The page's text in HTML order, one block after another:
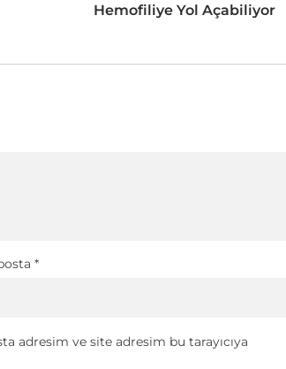
Hemofiliye Yol Açabiliyor
*
adresim ve site adresim bu tarayıcıya